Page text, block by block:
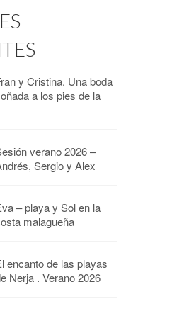
y Cristina. Una boda
a los pies de la
verano 2026 –
Sergio y Alex
– playa y Sol en la
malagueña
encanto de las playas
Nerja . Verano 2026